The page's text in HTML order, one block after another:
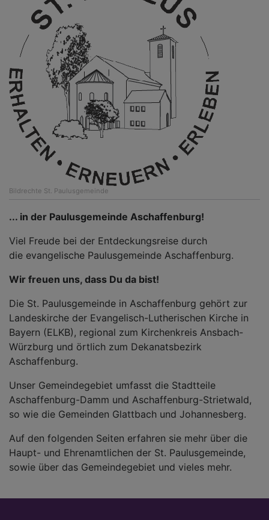
Bildrechte St. Paulusgemeinde
... in der Paulusgemeinde Aschaffenburg!
Viel Freude bei der Entdeckungsreise durch
die evangelische Paulusgemeinde Aschaffenburg.
Wir freuen uns, dass Du da bist!
Die St. Paulusgemeinde in Aschaffenburg gehört zur
Landeskirche der Evangelisch-Lutherischen Kirche in
Bayern (ELKB), regional zum Kirchenkreis Ansbach-
Würzburg und örtlich zum Dekanatsbezirk
Aschaffenburg.
Unser Gemeindegebiet umfasst die Stadtteile
Aschaffenburg-Damm und Aschaffenburg-Strietwald,
so wie die Gemeinden Glattbach und Johannesberg.
Auf den folgenden Seiten erfahren sie mehr über die
Haupt- und Ehrenamtlichen der St. Paulusgemeinde,
sowie über das Gemeindegebiet und vieles mehr.